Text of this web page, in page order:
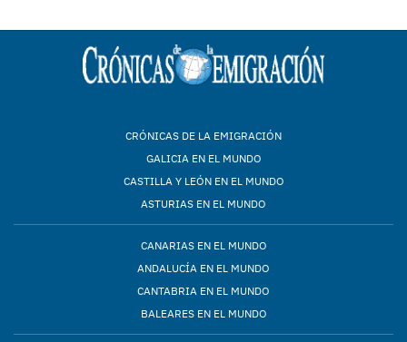
CRÓNICAS DE LA EMIGRACIÓN
GALICIA EN EL MUNDO
CASTILLA Y LEÓN EN EL MUNDO
ASTURIAS EN EL MUNDO
CANARIAS EN EL MUNDO
ANDALUCÍA EN EL MUNDO
CANTABRIA EN EL MUNDO
BALEARES EN EL MUNDO